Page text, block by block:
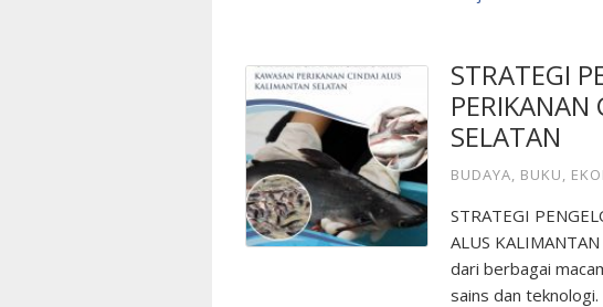
STRATEGI
SELATAN
BUDAYA BUKU
STRATEGI
ALUS
dari berbagai
sains dan teknologi.